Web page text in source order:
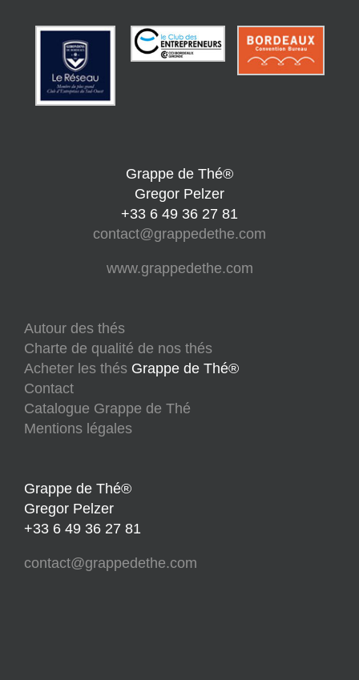
Grappe de Thé®
Gregor Pelzer
+33 6 49 36 27 81
contact@grappedethe.com
www.grappedethe.com
Autour des thés
Charte de qualité de nos thés
Acheter les thés Grappe de Thé®
Contact
Catalogue Grappe de Thé
Mentions légales
Grappe de Thé®
Gregor Pelzer
+33 6 49 36 27 81
contact@grappedethe.com